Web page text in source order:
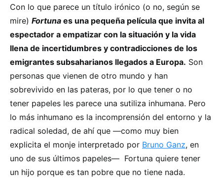
Con lo que parece un título irónico (o no, según se
mire) Fortuna es una pequeña película que invita al
espectador a empatizar con la situación y la vida
llena de incertidumbres y contradicciones de los
emigrantes subsaharianos llegados a Europa. Son
personas que vienen de otro mundo y han
sobrevivido en las pateras, por lo que tener o no
tener papeles les parece una sutiliza inhumana. Pero
lo más inhumano es la incomprensión del entorno y la
radical soledad, de ahí que —como muy bien
explicita el monje interpretado por Bruno Ganz, en
uno de sus últimos papeles— Fortuna quiere tener
un hijo porque es tan pobre que no tiene nada.